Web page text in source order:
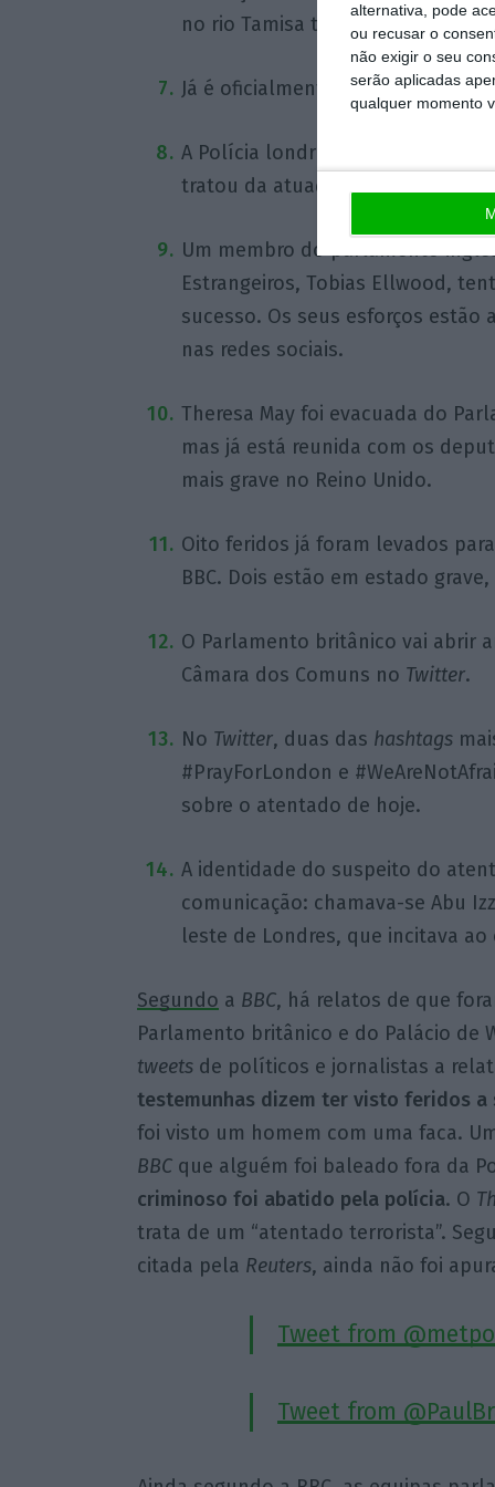
alternativa, pode
ou recusar o
não exigir o seu
serão aplicadas
qualquer momento
no rio Tamisa também.
Já é oficialmente um “atentado
A Polícia londrina afirma que há
tratou da atuação de um atacante.
Um membro do parlamento
Estrangeiros, Tobias Ellwood,
sucesso. Os seus esforços
nas redes sociais.
Theresa May foi evacuada do
mas já está reunida com os
mais grave no Reino Unido.
Oito feridos já foram levados
BBC. Dois estão em estado
O Parlamento britânico vai abrir
Câmara dos Comuns no Twitter.
No Twitter, duas das hashtags
#PrayForLondon e
sobre o atentado de hoje.
A identidade do suspeito do
comunicação: chamava-se Abu
leste de Londres, que incitava
Segundo a BBC, há relatos de que
Parlamento britânico e do Palácio de
tweets de políticos e jornalistas a
testemunhas dizem ter visto feridos a
foi visto um homem com uma faca.
BBCque alguém foi baleado fora da
criminoso foi abatido pela polícia. O
trata de um “atentado terrorista”.
citada pela Reuters, ainda não foi
Tweet from
Tweet from